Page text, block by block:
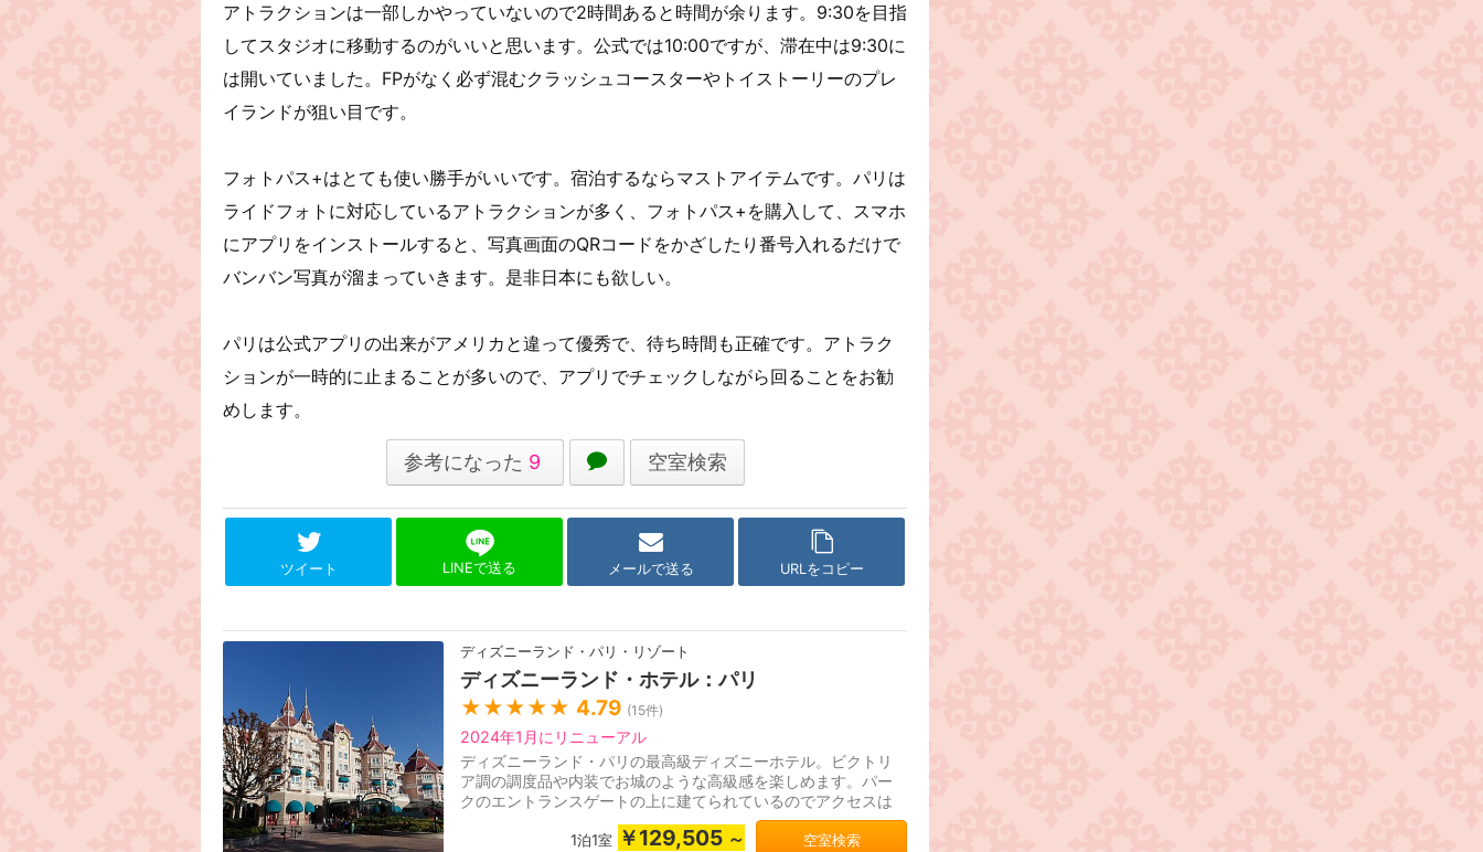
アトラクションは一部しかやっていないので2時間あると時間が余ります。9:30を目指
してスタジオに移動するのがいいと思います。公式では10:00ですが、滞在中は9:30に
は開いていました。FPがなく必ず混むクラッシュコースターやトイストーリーのプレ
イランドが狙い目です。
フォトパス+はとても使い勝手がいいです。宿泊するならマストアイテムです。パリは
ライドフォトに対応しているアトラクションが多く、フォトパス+を購入して、スマホ
にアプリをインストールすると、写真画面のQRコードをかざしたり番号入れるだけで
バンバン写真が溜まっていきます。是非日本にも欲しい。
パリは公式アプリの出来がアメリカと違って優秀で、待ち時間も正確です。アトラク
ションが一時的に止まることが多いので、アプリでチェックしながら回ることをお勧
めします。
参考になった 9 空室検索
ツイート LINEで送る メールで送る URLをコピー
ディズニーランド・パリ・リゾート
ディズニーランド・ホテル：パリ
★★★★★ 4.79 (15件)
2024年1月にリニューアル
ディズニーランド・パリの最高級ディズニーホテル。ビクトリ
ア調の調度品や内装でお城のような高級感を楽しめます。パー
クのエントランスゲートの上に建てられているのでアクセスは
抜群。レストラン「インベンシ...
1泊1室 ￥129,505 ～ 空室検索